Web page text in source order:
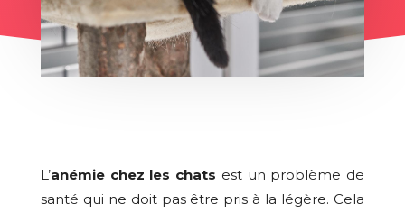
L’anémie chez les chats est un problème de
santé qui ne doit pas être pris à la légère. Cela